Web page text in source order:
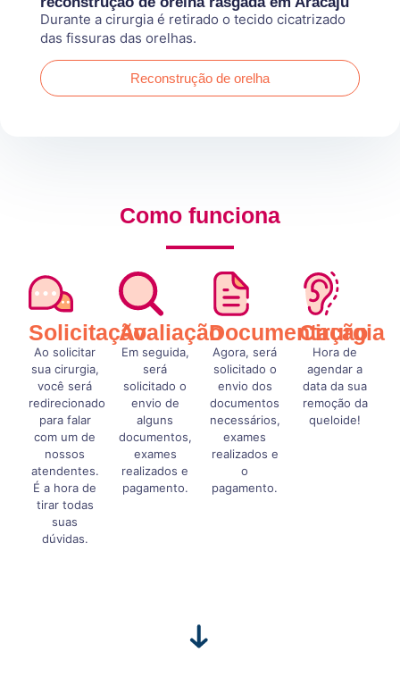
Durante a cirurgia é retirado o tecido cicatrizado
das fissuras das orelhas.
Reconstrução de orelha
Como funciona
Solicitação
Ao solicitar
sua cirurgia,
você será
redirecionado
para falar
com um de
nossos
atendentes.
É a hora de
tirar todas
suas
dúvidas.
Avaliação
Em seguida,
será
solicitado o
envio de
alguns
documentos,
exames
realizados e
pagamento.
Documentação
Agora, será
solicitado o
envio dos
documentos
necessários,
exames
realizados e
o
pagamento.
Cirurgia
Hora de
agendar a
data da sua
remoção da
queloide!